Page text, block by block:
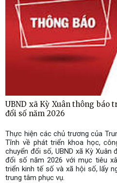
UBND xã Kỳ Xuân thông báo
đổi số năm 2026
Thực hiện các chủ trương của
Tĩnh về phát triển khoa học,
chuyển đổi số, UBND xã Kỳ Xuân
đổi số năm 2026 với mục tiêu
triển kinh tế số và xã hội số, lấy
trung tâm phục vụ.